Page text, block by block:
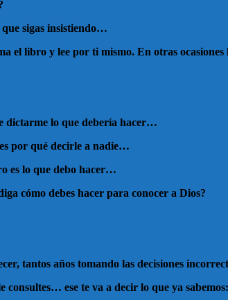
sigas insistiendo…
el libro y lee por ti mismo. En otras
dictarme lo que debería hacer…
por qué decirle a nadie…
es lo que debo hacer…
cómo debes hacer para conocer a Dios?
tantos años tomando las decisiones
ese te va a decir lo que ya